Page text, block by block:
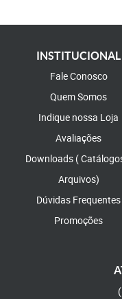
INSTITUCIONAL
Fale Conosco
Quem Somos
Indique nossa Loja
Avaliações
Downloads (
Arquivos)
Dúvidas Frequentes
Promoções